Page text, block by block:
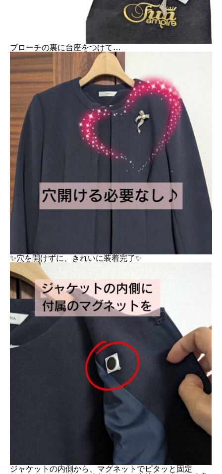
ブローチの裏に台座をつけて…
✨穴を開けずに、きれいに装着完了✨
ジャケットの内側から、マグネットでピタッと固定